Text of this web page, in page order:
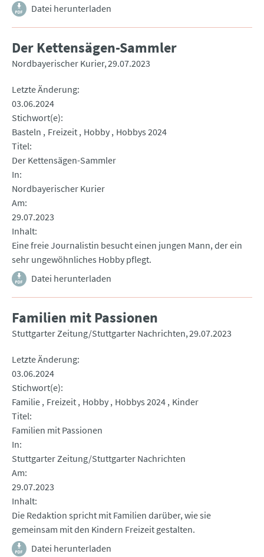
Datei herunterladen
Der Kettensägen-Sammler
Nordbayerischer Kurier 29.07.2023
Letzte Änderung
03.06.2024
Stichwort(e)
Basteln
Freizeit Hobby Hobbys 2024
Titel
Der Kettensägen-Sammler
In
Nordbayerischer Kurier
Am
29.07.2023
Inhalt
Eine freie Journalistin besucht einen jungen Mann, der ein
sehr ungewöhnliches Hobby pflegt.
Datei herunterladen
Familien mit Passionen
Stuttgarter Zeitung/Stuttgarter Nachrichten 29.07.2023
Letzte Änderung
03.06.2024
Stichwort(e)
Familie Freizeit Hobby Hobbys 2024 Kinder
Titel
Familien mit Passionen
In
Stuttgarter Zeitung/Stuttgarter Nachrichten
Am
29.07.2023
Inhalt
Die Redaktion spricht mit Familien darüber, wie sie
gemeinsam mit den Kindern Freizeit gestalten.
Datei herunterladen